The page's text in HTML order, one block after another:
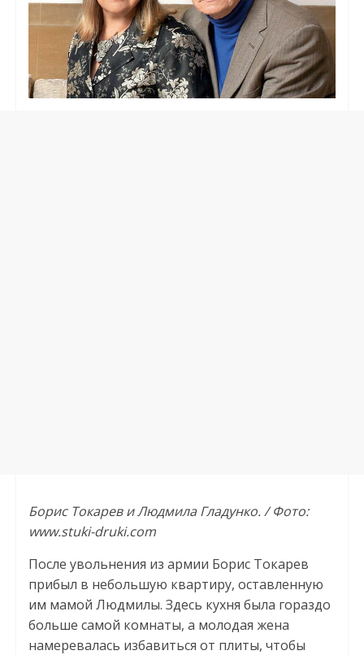
Борис Токарев и Людмила Гладунко. / Фото:
www.stuki-druki.com
После увольнения из армии Борис Токарев
прибыл в небольшую квартиру, оставленную
им мамой Людмилы. Здесь кухня была гораздо
больше самой комнаты, а молодая жена
намеревалась избавиться от плиты, чтобы